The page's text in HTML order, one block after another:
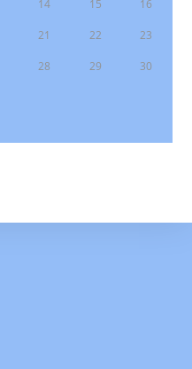
14 15 16
21 22 23
28 29 30